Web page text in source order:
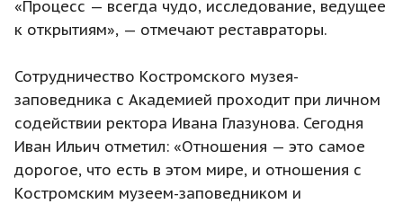
«Процесс — всегда чудо, исследование, ведущее
к открытиям», — отмечают реставраторы.
Сотрудничество Костромского музея-
заповедника с Академией проходит при личном
содействии ректора Ивана Глазунова. Сегодня
Иван Ильич отметил: «Отношения — это самое
дорогое, что есть в этом мире, и отношения с
Костромским музеем-заповедником и